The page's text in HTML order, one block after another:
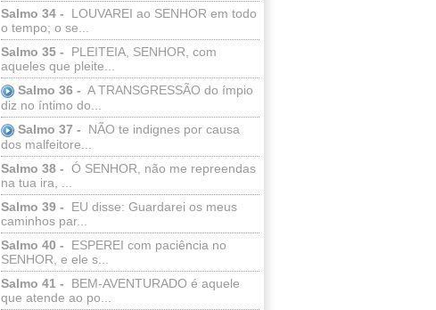
Salmo 34 -
LOUVAREI ao SENHOR em todo
o tempo; o se...
Salmo 35 -
PLEITEIA, SENHOR, com
aqueles que pleite...
Salmo 36 - A TRANSGRESSÃO do ímpio
diz no íntimo do...
Salmo 37 -
NÃO te indignes por causa
dos malfeitore...
Salmo 38 - Ó SENHOR, não me repreendas
na tua ira, ...
Salmo 39 -
EU disse: Guardarei os meus
caminhos par...
Salmo 40 -
ESPEREI com paciência no
SENHOR, e ele s...
Salmo 41 -
BEM-AVENTURADO é aquele
que atende ao po...